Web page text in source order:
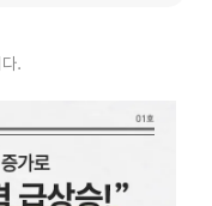
.